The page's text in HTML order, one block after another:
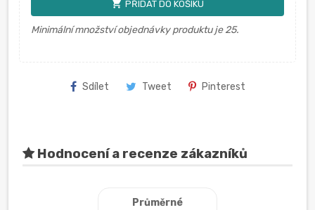
shopping_cart PŘIDAT DO KOŠÍKU
Minimální množství objednávky produktu je 25.
Sdílet Tweet Pinterest
Hodnocení a recenze zákazníků
Průměrné